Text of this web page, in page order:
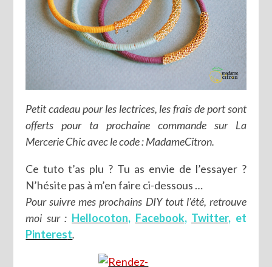
Petit cadeau pour les lectrices, les frais de port sont
offerts pour ta prochaine commande sur La
Mercerie Chic avec le code : MadameCitron.
Ce tuto t’as plu ? Tu as envie de l’essayer ?
N’hésite pas à m’en faire ci-dessous …
Pour suivre mes prochains DIY tout l’été, retrouve
moi sur : Hellocoton, Facebook, Twitter, et
Pinterest.